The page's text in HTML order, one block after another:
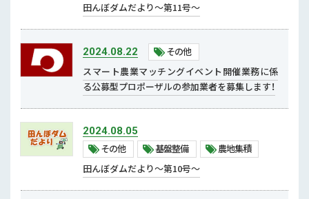
田んぼダムだより～第11号～
2024.08.22
その他
スマート農業マッチングイベント開催業務に係
る公募型プロポーザルの参加業者を募集します！
2024.08.05
その他 基盤整備
農地集積
田んぼダムだより～第10号～
農作業安全
補助事業等
補助事業
農地集積・基盤整備
その他
基盤整備
農地集積